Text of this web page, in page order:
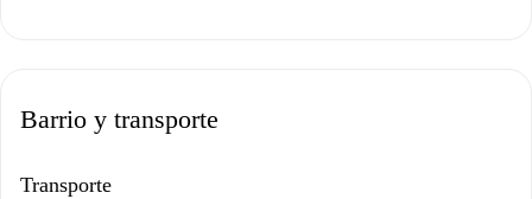
Barrio y transporte
Transporte